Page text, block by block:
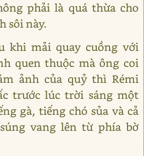
phải là quá thừa cho
sôi này.
khi mải quay cuồng với
quen thuộc mà ông coi
ảnh của quỷ thì Rémi
trước lúc trời sáng một
gà, tiếng chó sủa và cả
vang lên từ phía bờ